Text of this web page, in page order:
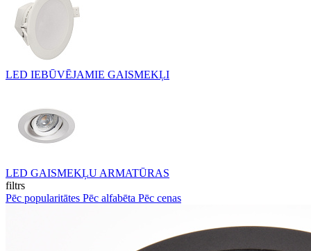
LED IEBŪVĒJAMIE GAISMEKĻI
LED GAISMEKĻU ARMATŪRAS
filtrs
Pēc popularitātes Pēc alfabēta Pēc cenas